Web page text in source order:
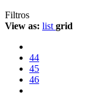
Filtros
View as: list grid
44
45
46